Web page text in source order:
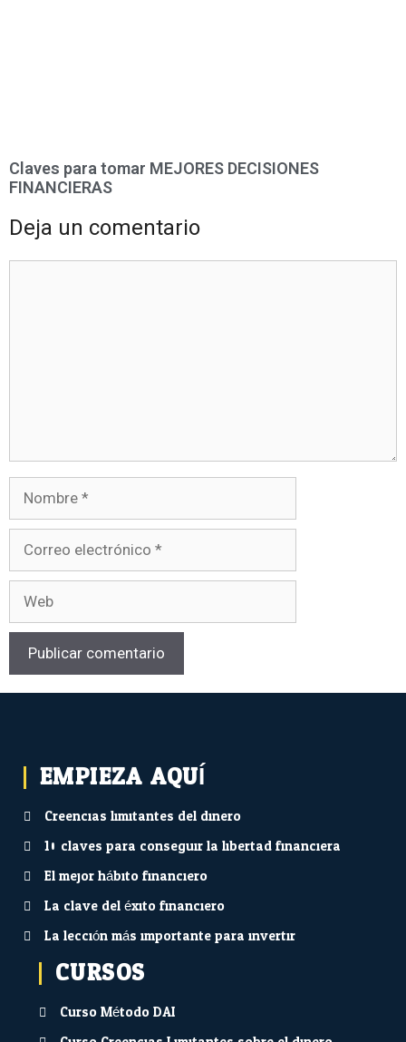
Claves para tomar MEJORES DECISIONES
FINANCIERAS
Deja un comentario
EMPIEZA AQUÍ...
Creencias limitantes del dinero
10 claves para conseguir la libertad financiera
El mejor hábito financiero
La clave del éxito financiero
La lección más importante para invertir
CURSOS
Curso Método DAI